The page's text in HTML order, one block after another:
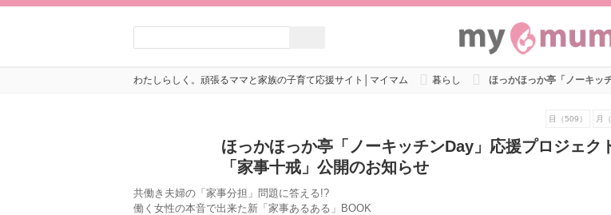
わたしらしく。頑張るママと家族の子育て応援サイト│マイマム 暮らし ほっかほっか亭「ノーキッ
目（509） 月
ほっかほっか亭「ノーキッチンDay」応援プロジェク
「家事十戒」公開のお知らせ
共働き夫婦の「家事分担」問題に答える!?
働く女性の本音で出来た新「家事あるある」BOOK